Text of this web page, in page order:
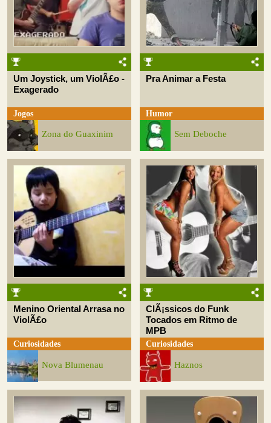
Um Joystick, um ViolÃ£o -
Exagerado
Jogos
Zona do Guaxinim
Pra Animar a Festa
Humor
Sem Deboche
Menino Oriental Arrasa no
ViolÃ£o
Curiosidades
Nova Blumenau
ClÃ¡ssicos do Funk
Tocados em Ritmo de
MPB
Curiosidades
Haznos